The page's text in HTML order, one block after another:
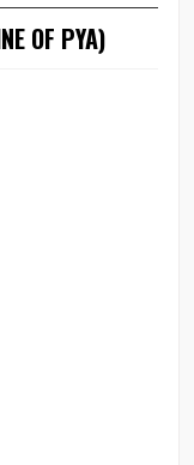
OF PYA)